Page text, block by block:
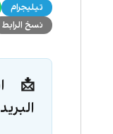
تيليجرام
نسخ الرابط
📩